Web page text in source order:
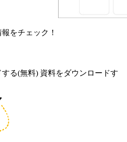
をチェック！
る(無料) 資料をダウンロードす